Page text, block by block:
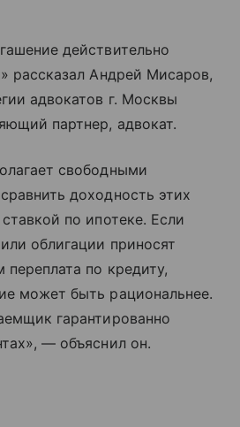
действительно
рассказал Андрей Мисаров,
адвокатов г. Москвы
партнер, адвокат.
свободными
доходность этих
по ипотеке. Если
облигации приносят
по кредиту,
может быть рациональнее.
гарантированно
— объяснил он.